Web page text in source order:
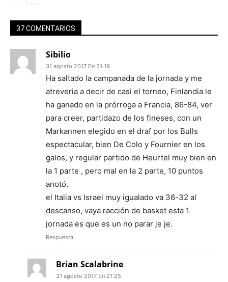
37 COMENTARIOS
Sibilio
31 agosto 2017 En 21:19
Ha saltado la campanada de la jornada y me
atreveria a decir de casi el torneo, Finlandia le
ha ganado en la prórroga a Francia, 86-84, ver
para creer, partidazo de los fineses, con un
Markannen elegido en el draf por los Bulls
espectacular, bien De Colo y Fournier en los
galos, y regular partido de Heurtel muy bien en
la 1 parte , pero mal en la 2 parte, 10 puntos
anotó.
el Italia vs Israel muy igualado va 36-32 al
descanso, vaya racción de basket esta 1
jornada es que es un no parar je je.
Respuesta
Brian Scalabrine
31 agosto 2017 En 21:25